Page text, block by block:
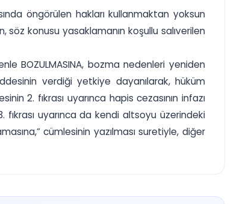
öngörülen hakları kullanmaktan yoksun
söz konusu yasaklamanın koşullu salıverilen
BOZULMASINA, bozma nedenleri yeniden
verdiği yetkiye dayanılarak, hüküm
2. fıkrası uyarınca hapis cezasının infazı
fıkrası uyarınca da kendi altsoyu üzerindeki
cümlesinin yazılması suretiyle, diğer